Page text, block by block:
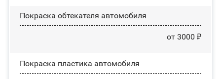
Покраска обтекателя автомобиля
от 3000 ₽
Покраска пластика автомобиля